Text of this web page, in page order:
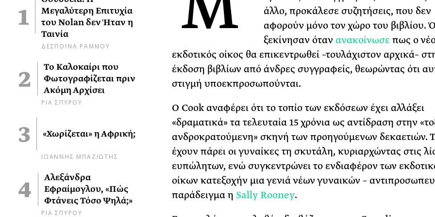
Μεγαλύτερη Επιτυχία
του Nolan δεν Ήταν η
Ταινία
ΔΕΣΠΟΙΝΑ ΡΑΜΜΟΥ
Το Καλοκαίρι που
Φωτογραφίζεται πριν
Ακόμη Αρχίσει
ΡΙΑ ΣΠΥΡΟΥ
«Χωρίζεται» η Αφρική;
ΙΩΑΝΝΗΣ ΜΠΑΖΙΩΤΗΣ
Αλεξάνδρα
Εφραίμογλου, «Πώς
Φτάνεις Τόσο Ψηλά;»
ΡΙΑ ΣΠΥΡΟΥ
άλλο, προκάλεσε συζητήσεις, που δεν
αφορούν μόνο τον χώρο του βιβλίου.
ξεκίνησαν όταν ανακοίνωσε πως ο
εκδοτικός οίκος θα επικεντρωθεί –τουλάχιστον αρχικά–
έκδοση βιβλίων από άνδρες συγγραφείς, θεωρώντας ότι
στιγμή υποεκπροσωπούνται.
Ο Cook αναφέρει ότι το τοπίο των εκδόσεων έχει αλλάξει
«δραματικά» τα τελευταία 15 χρόνια ως αντίδραση στην
ανδροκρατούμενη» σκηνή των προηγούμενων δεκαετιών.
έχουν πάρει οι γυναίκες τη σκυτάλη, κυριαρχώντας στις
ευπώλητων, ενώ συγκεντρώνει το ενδιαφέρον των
οίκων κατεξοχήν μια γενιά νέων γυναικών –
παράδειγμα η Sally Rooney.
ΡΙΑ ΣΠΥΡΟΥ